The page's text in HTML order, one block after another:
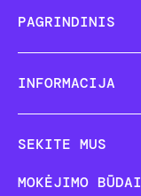
PAGRINDINIS
INFORMACIJA
SEKITE MUS
MOKĖJIMO BŪDAI